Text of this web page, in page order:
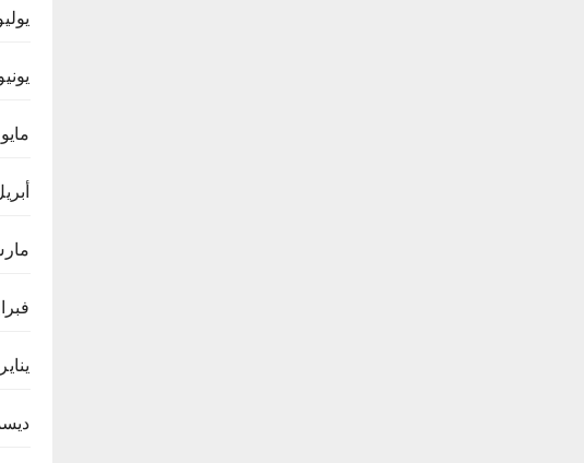
يوليو
يونيو
مايو 2024
أبريل
مارس
فبراير
يناير 2024